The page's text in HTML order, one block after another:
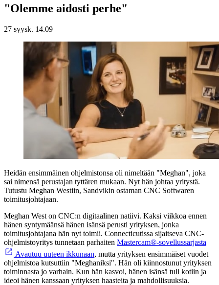
"Olemme aidosti perhe"
27 syysk. 14.09
Heidän ensimmäinen ohjelmistonsa oli nimeltään "Meghan", joka
sai nimensä perustajan tyttären mukaan. Nyt hän johtaa yritystä.
Tutustu Meghan Westiin, Sandvikin ostaman CNC Softwaren
toimitusjohtajaan.
Meghan West on CNC:n digitaalinen natiivi. Kaksi viikkoa ennen
hänen syntymäänsä hänen isänsä perusti yrityksen, jonka
toimitusjohtajana hän nyt toimii. Connecticutissa sijaitseva CNC-
ohjelmistoyritys tunnetaan parhaiten Mastercam®-sovellussarjasta
Avautuu uuteen ikkunaan, mutta yrityksen ensimmäiset vuodet
ohjelmistoa kutsuttiin "Meghaniksi". Hän oli kiinnostunut yrityksen
toiminnasta jo varhain. Kun hän kasvoi, hänen isänsä tuli kotiin ja
ideoi hänen kanssaan yrityksen haasteita ja mahdollisuuksia.